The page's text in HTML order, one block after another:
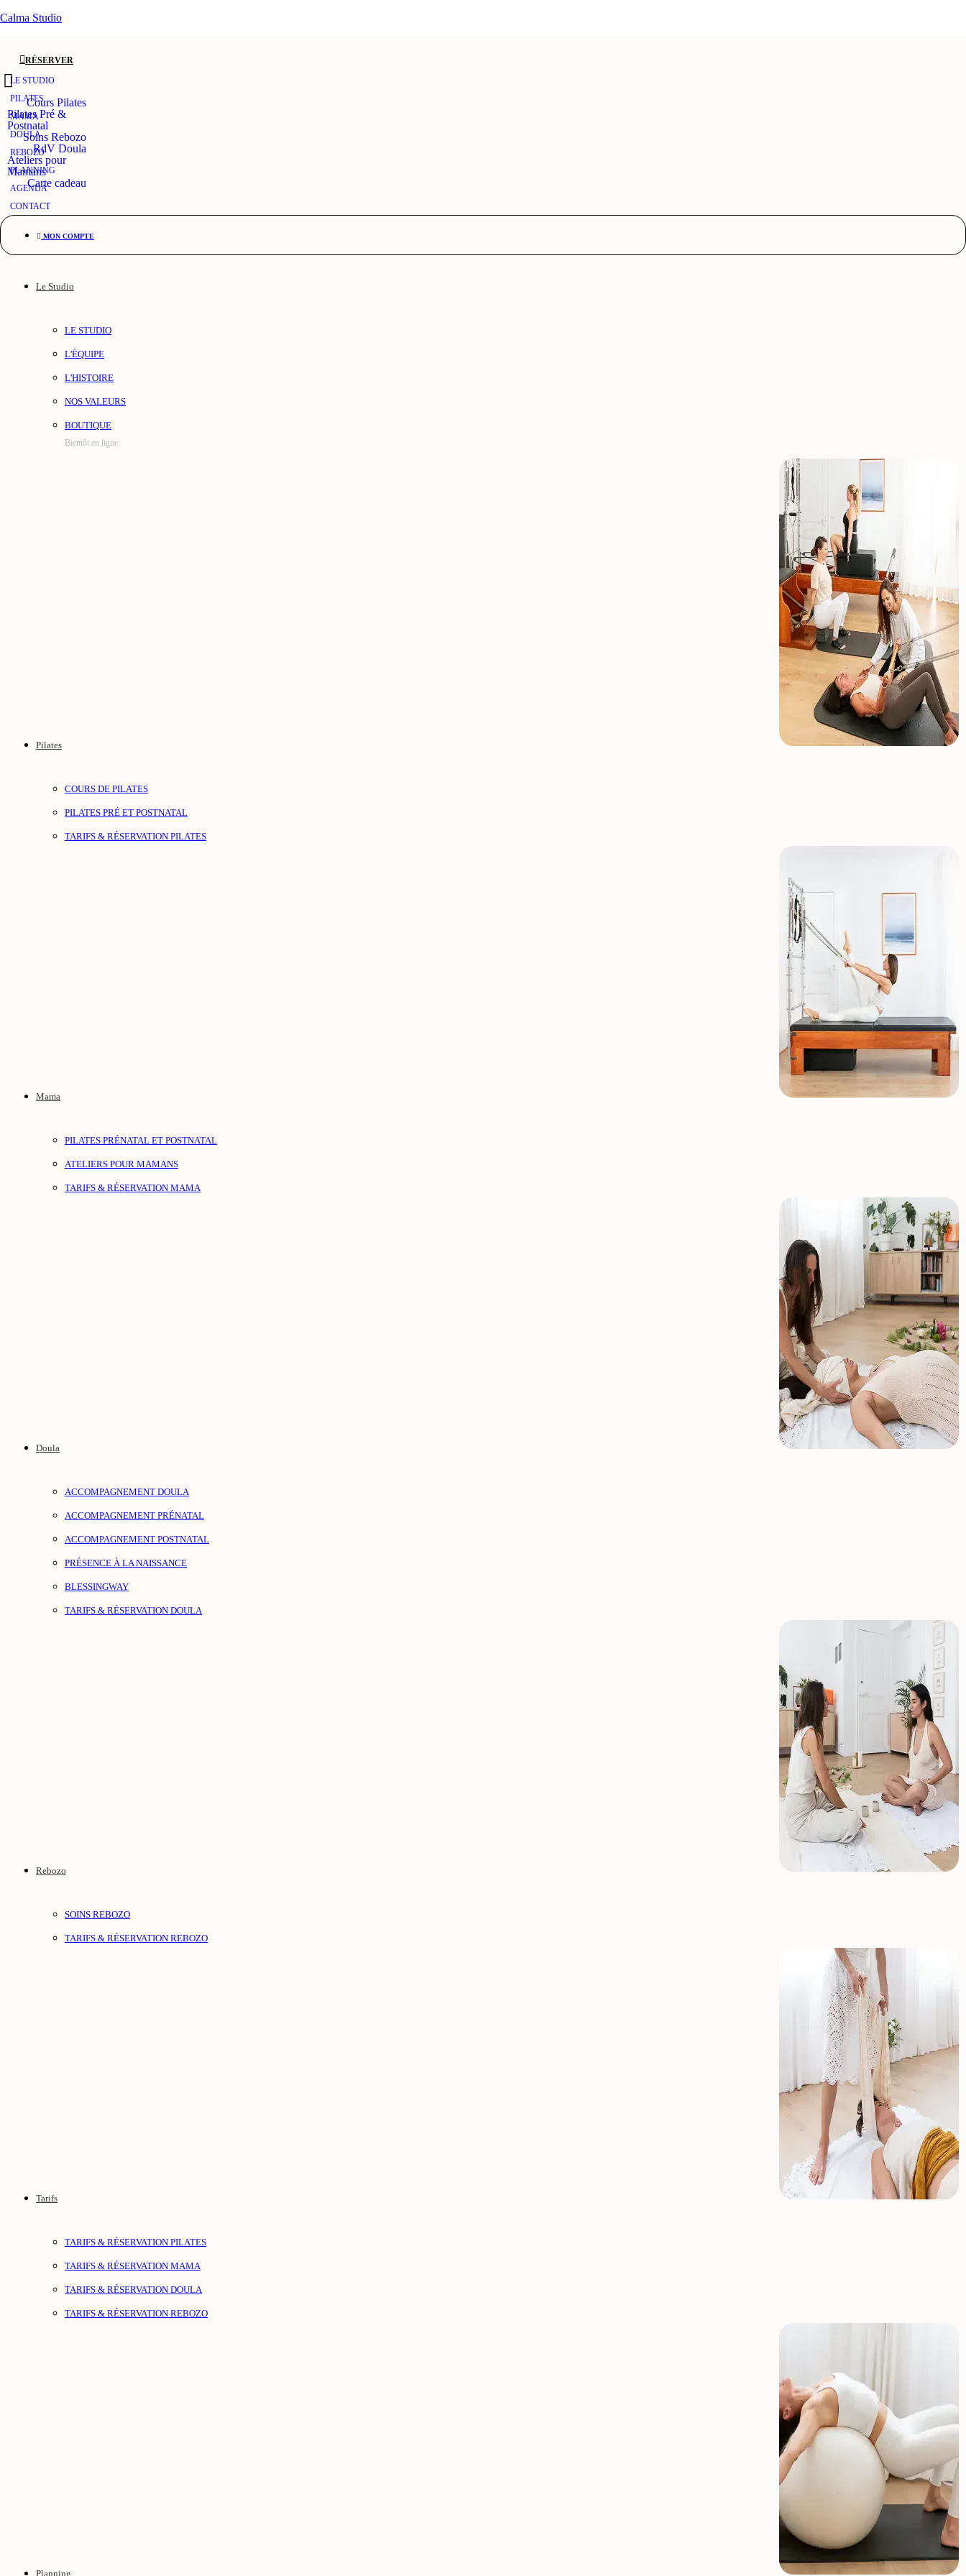
Calma Studio
RÉSERVER
Cours Pilates
Pilates Pré &
Postnatal
Soins Rebozo
RdV Doula
Ateliers pour
Mamans
Carte cadeau
LE STUDIO
PILATES
MAMA
DOULA
REBOZO
PLANNING
AGENDA
CONTACT
MON COMPTE
Le Studio
LE STUDIO
L'ÉQUIPE
L'HISTOIRE
NOS VALEURS
BOUTIQUE
Bientôt en ligne.
Pilates
COURS DE PILATES
PILATES PRÉ ET POSTNATAL
TARIFS & RÉSERVATION PILATES
Mama
PILATES PRÉNATAL ET POSTNATAL
ATELIERS POUR MAMANS
TARIFS & RÉSERVATION MAMA
Doula
ACCOMPAGNEMENT DOULA
ACCOMPAGNEMENT PRÉNATAL
ACCOMPAGNEMENT POSTNATAL
PRÉSENCE À LA NAISSANCE
BLESSINGWAY
TARIFS & RÉSERVATION DOULA
Rebozo
SOINS REBOZO
TARIFS & RÉSERVATION REBOZO
Tarifs
TARIFS & RÉSERVATION PILATES
TARIFS & RÉSERVATION MAMA
TARIFS & RÉSERVATION DOULA
TARIFS & RÉSERVATION REBOZO
Planning